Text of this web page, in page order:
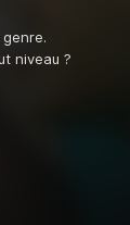
niveau ?